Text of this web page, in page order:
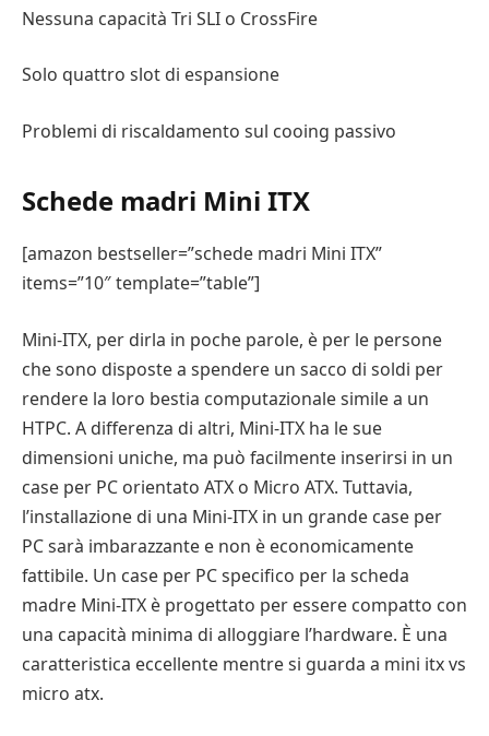
Nessuna capacità Tri SLI o CrossFire
Solo quattro slot di espansione
Problemi di riscaldamento sul cooing passivo
Schede madri Mini ITX
[amazon bestseller=”schede madri Mini ITX”
items=”10″ template=”table”]
Mini-ITX, per dirla in poche parole, è per le persone
che sono disposte a spendere un sacco di soldi per
rendere la loro bestia computazionale simile a un
HTPC. A differenza di altri, Mini-ITX ha le sue
dimensioni uniche, ma può facilmente inserirsi in un
case per PC orientato ATX o Micro ATX. Tuttavia,
l’installazione di una Mini-ITX in un grande case per
PC sarà imbarazzante e non è economicamente
fattibile. Un case per PC specifico per la scheda
madre Mini-ITX è progettato per essere compatto con
una capacità minima di alloggiare l’hardware. È una
caratteristica eccellente mentre si guarda a mini itx vs
micro atx.